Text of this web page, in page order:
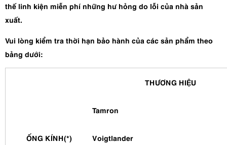
thế linh kiện miễn phí những hư hỏng do lỗi của nhà sản
xuất.
Vui lòng kiểm tra thời hạn bảo hành của các sản phẩm theo
bảng dưới:
THƯƠNG HIỆU
ỐNG KÍNH(*)
Tamron
Voigtlander